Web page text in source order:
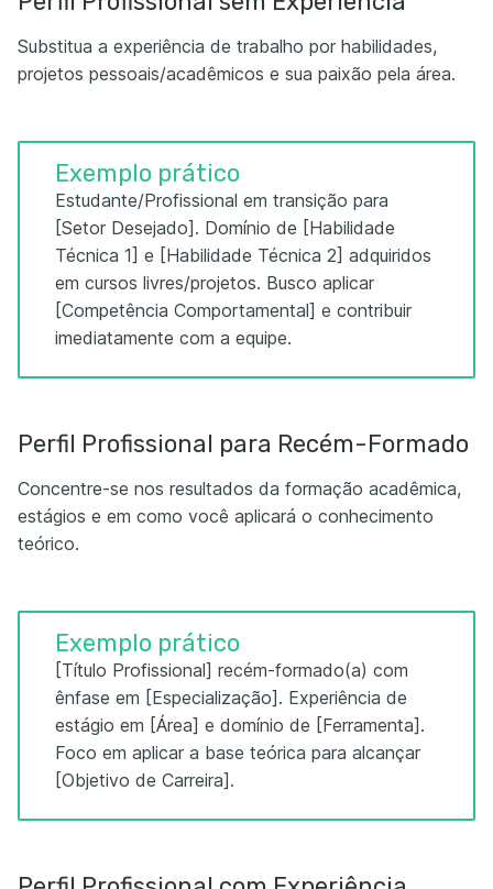
Substitua a experiência de trabalho por habilidades,
projetos pessoais/acadêmicos e sua paixão pela área.
Exemplo prático
Estudante/Profissional em transição para
[Setor Desejado]. Domínio de [Habilidade
Técnica 1] e [Habilidade Técnica 2] adquiridos
em cursos livres/projetos. Busco aplicar
[Competência Comportamental] e contribuir
imediatamente com a equipe.
Perfil Profissional para Recém-Formado
Concentre-se nos resultados da formação acadêmica,
estágios e em como você aplicará o conhecimento
teórico.
Exemplo prático
[Título Profissional] recém-formado(a) com
ênfase em [Especialização]. Experiência de
estágio em [Área] e domínio de [Ferramenta].
Foco em aplicar a base teórica para alcançar
[Objetivo de Carreira].